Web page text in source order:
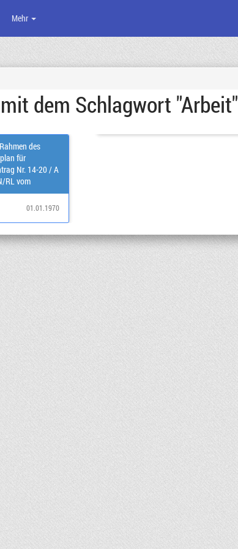
Mehr
dem Schlagwort "Arbeit"
des
Nr. 14-20 / A
RL vom
01.01.1970